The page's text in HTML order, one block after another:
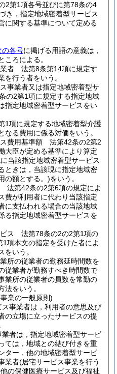
2第1項各号並びに第78条の4
き，指定地域密着型サービス
に関する基準について定める
の各号に掲げる用語の意義は，
ころによる。
者 法第8条第14項に規定す
を行う者をいう。
事業者又は指定地域密着型サ
の2第1項に規定する指定地域
指定地域密着型サービスをい
項に規定する地域密着型介護
る費用に係る対価をいう。
費用基準額 法第42条の2第2
大臣が定める基準により算定
当該指定地域密着型サービス
ときは，当該現に指定地域密
の額とする。)をいう。
法第42条の2第6項の規定によ
費が利用者に代わり当該指定
に支払われる場合の当該地域
る指定地域密着型サービスを
ス 法第78条の2の2第1項の
項本文の指定を受けた者によ
をいう。
所の従業者の勤務延時間数を
従業者が勤務すべき時間数で
業所の従業者の員数を常勤の
法をいう。
業の一般原則)
事業者は，利用者の意思及び
の立場に立ったサービスの提
者は，指定地域密着型サービ
ては，地域との結び付きを重
ター，他の地域密着型サービ
業者(居宅サービス事業を行う
の保健医療サービス及び福祉